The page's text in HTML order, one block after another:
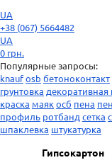
UA
+38 (067) 5664482
UA
0 грн.
Популярные запросы:
knaufosb бетоноконтакт
грунтовка декоративная
краска маякосб пена
профиль ротбанд сетка
шпаклевка штукатурка
Гипсокартон